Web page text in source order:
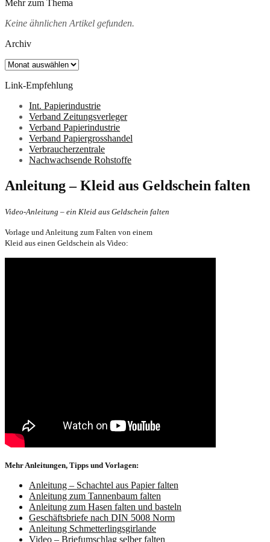
Mehr zum Thema
Keine ähnlichen Artikel gefunden.
Archiv
Archiv
Link-Empfehlung
Int. Papierindustrie
Verband Zeitungsverleger
Verband Papierindustrie
Verband Papiergrosshandel
Verbraucherzentrale
Nachwachsende Rohstoffe
Anleitung – Kleid aus Geldschein falten
Video-Anleitung – ein Kleid aus Geldschein falten
Vorlage und Anleitung zum Falten von einem
Kleid aus einen Geldschein als Video:
Mehr Anleitungen, Tipps und Vorlagen:
Anleitung – Schachtel aus Papier falten
Anleitung zum Tannenbaum falten
Anleitung zum Hasen falten und basteln
Geschäftsbriefe nach DIN 5008 Norm
Anleitung Schmetterlingsgirlande
Video – Briefumschlag selber falten